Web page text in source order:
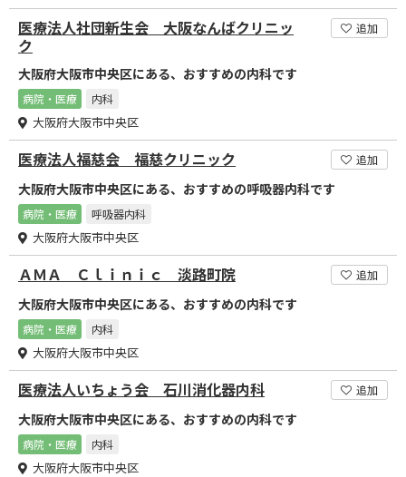
医療法人社団新生会 大阪なんばクリニッ
ク
追加
大阪府大阪市中央区にある、おすすめの内科です
病院・医療 内科
大阪府大阪市中央区
医療法人福慈会 福慈クリニック 追加
大阪府大阪市中央区にある、おすすめの呼吸器内科です
病院・医療 呼吸器内科
大阪府大阪市中央区
ＡＭＡ Ｃｌｉｎｉｃ 淡路町院 追加
大阪府大阪市中央区にある、おすすめの内科です
病院・医療 内科
大阪府大阪市中央区
医療法人いちょう会 石川消化器内科 追加
大阪府大阪市中央区にある、おすすめの内科です
病院・医療 内科
大阪府大阪市中央区